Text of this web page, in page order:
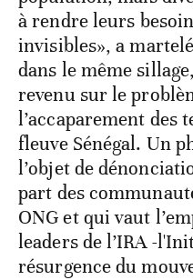
à rendre leurs
invisibles», a
dans le même
revenu sur le
l’accaparement des
fleuve Sénégal. Un
l’objet de
part des
ONG et qui vaut
leaders de l’IRA -
résurgence du